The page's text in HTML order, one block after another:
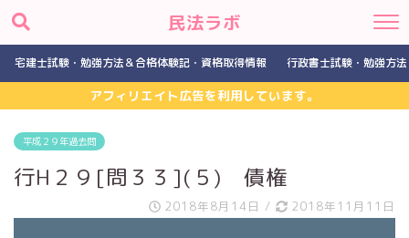
民法ラボ
宅建士試験・勉強方法＆合格体験記・資格取得情報 行政書士試験・勉強方
アフィリエイト広告を利用しています。
平成２９年過去問
行H２９[問３３](５) 債権
2018年8月14日 / 2018年11月11日